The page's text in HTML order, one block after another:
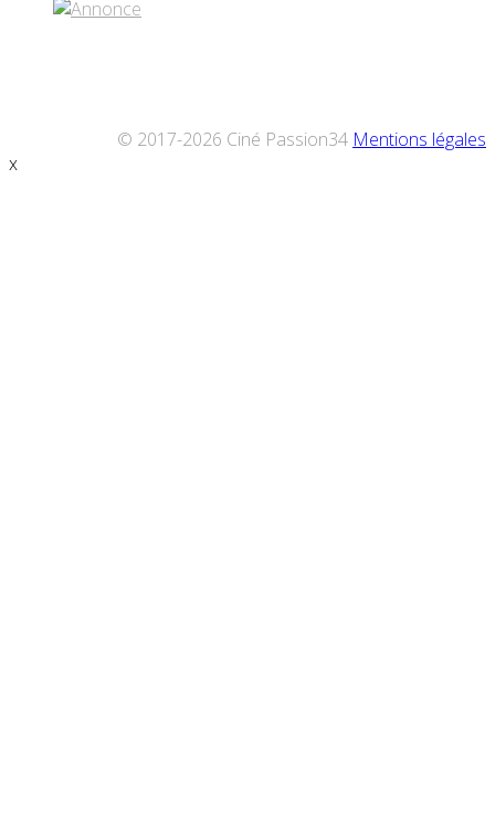
© 2017-2026 Ciné Passion34 Mentions légales
x